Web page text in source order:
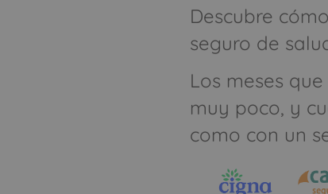
Descubre
seguro de
Los meses
muy poco, y
como con un